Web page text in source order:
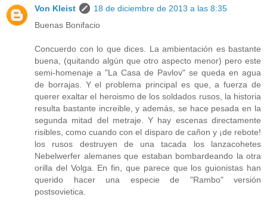
Von Kleist
18 de diciembre de 2013 a las 8:35
Buenas Bonifacio
Concuerdo con lo que dices. La ambientación es bastante
buena, (quitando algún que otro aspecto menor) pero este
semi-homenaje a "La Casa de Pavlov" se queda en agua
de borrajas. Y el problema principal es que, a fuerza de
querer exaltar el heroismo de los soldados rusos, la historia
resulta bastante increible, y además, se hace pesada en la
segunda mitad del metraje. Y hay escenas directamente
risibles, como cuando con el disparo de cañon y ¡de rebote!
los rusos destruyen de una tacada los lanzacohetes
Nebelwerfer alemanes que estaban bombardeando la otra
orilla del Volga. En fin, que parece que los guionistas han
querido hacer una especie de "Rambo" versión
postsovietica.